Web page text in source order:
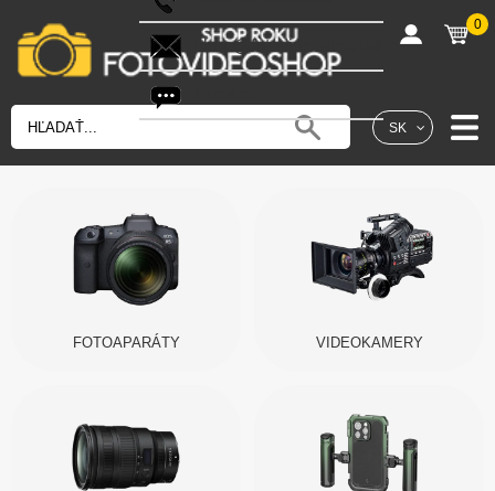
SK
shop@fotovideoshop.sk
0
FOTOAPARÁTY VIDEOKAMERY